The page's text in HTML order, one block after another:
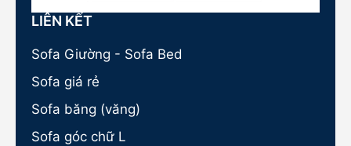
LIÊN KẾT
Sofa Giường - Sofa Bed
Sofa giá rẻ
Sofa băng (văng)
Sofa góc chữ L